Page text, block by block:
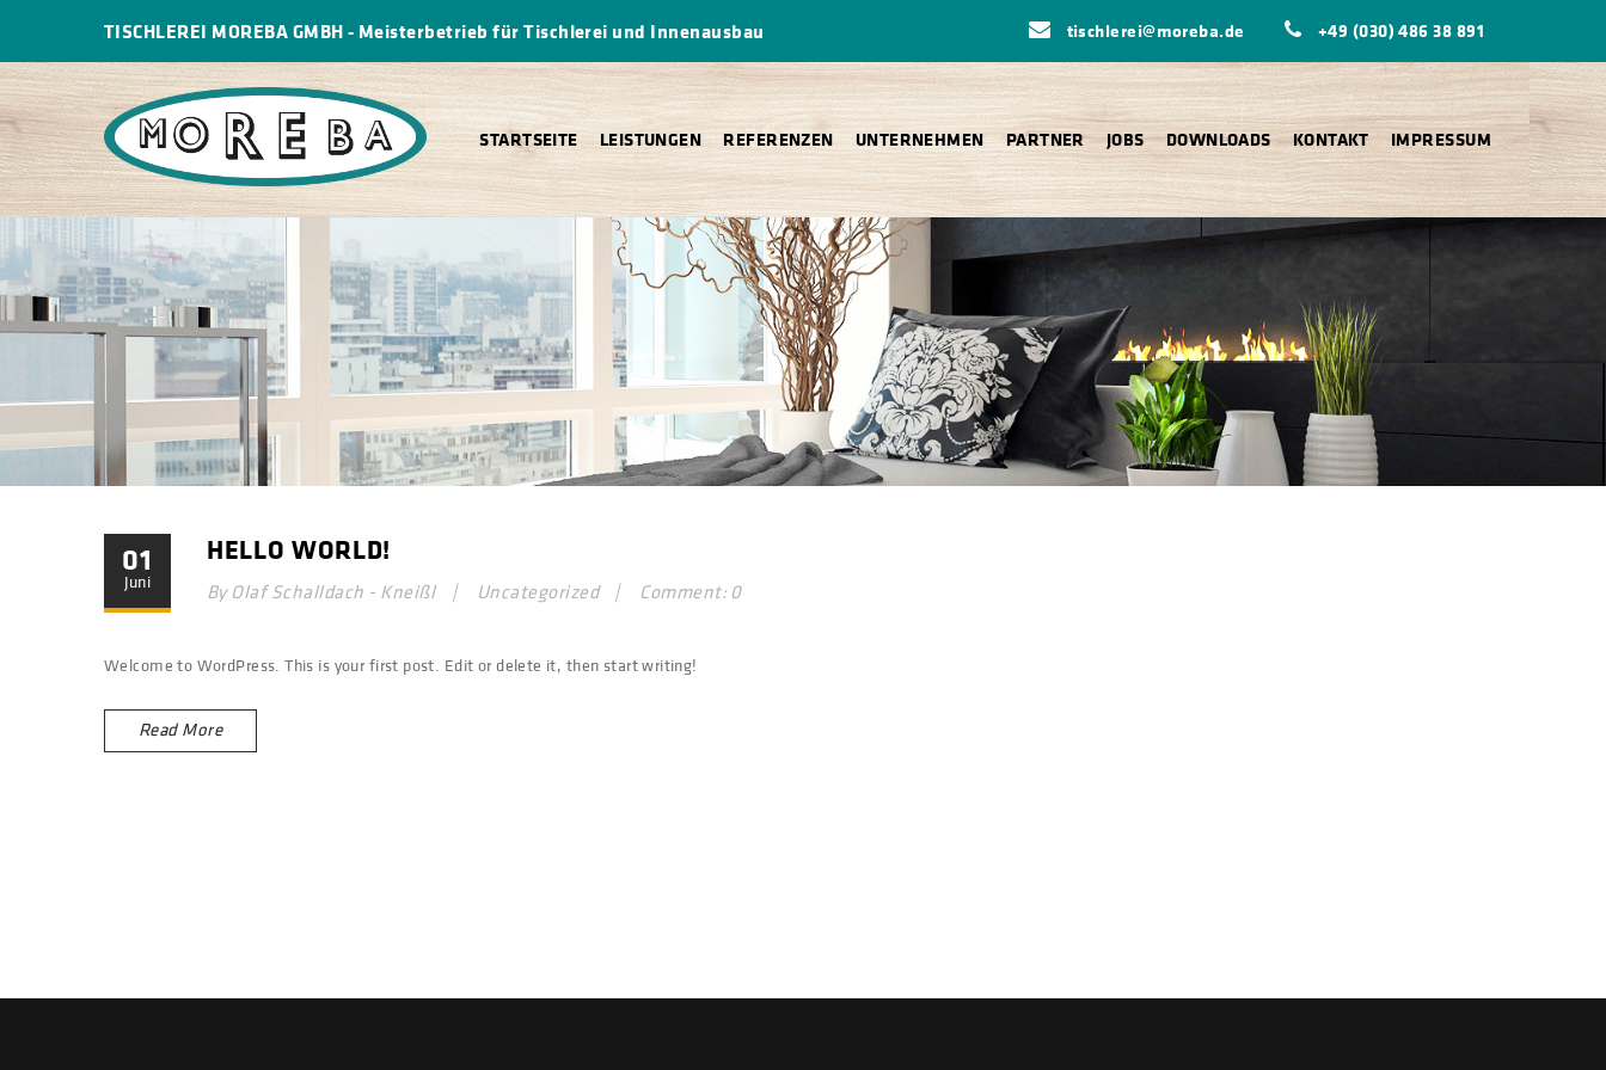
TISCHLEREI MOREBA GMBH-Meisterbetrieb für Tischlerei und Innenausbau tischlerei@moreba.de +49 (030) 486 38 891
STARTSEITE LEISTUNGEN REFERENZEN UNTERNEHMEN PARTNER JOBS DOWNLOADS KONTAKT IMPRESSUM
01
Juni
HELLO WORLD!
By Olaf Schalldach - Kneißl Uncategorized Comment: 0
Welcome to WordPress. This is your first post. Edit or delete it, then start writing!
Read More